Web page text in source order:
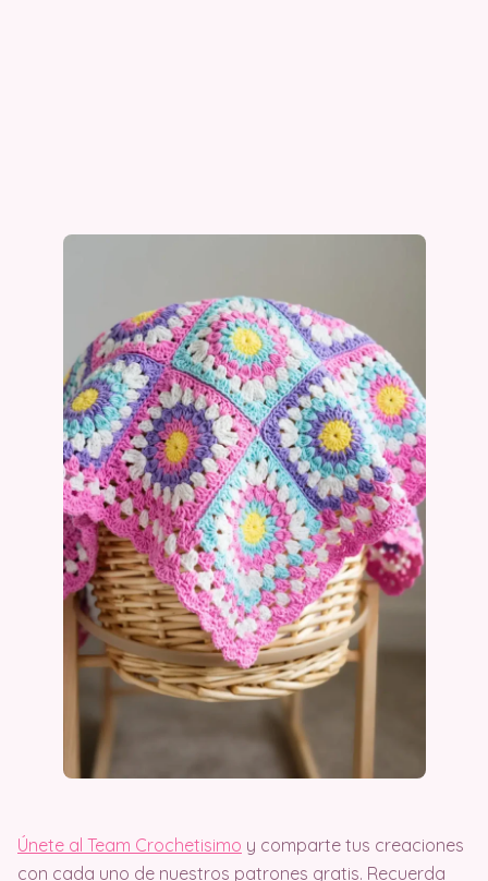
Únete al Team Crochetisimo y comparte tus creaciones
con cada uno de nuestros patrones gratis. Recuerda